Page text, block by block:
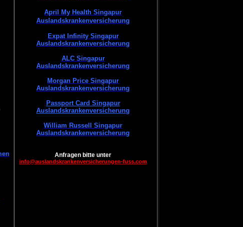
April My Health Singapur
Auslandskrankenversicherung
Expat Infinity Singapur
Auslandskrankenversicherung
ALC Singapur
Auslandskrankenversicherung
Morgan Price Singapur
Auslandskrankenversicherung
Passport Card Singapur
Auslandskrankenversicherung
William Russell Singapur
Auslandskrankenversicherung
Anfragen bitte unter
info@auslandskrankenversicherungen-fuss.com